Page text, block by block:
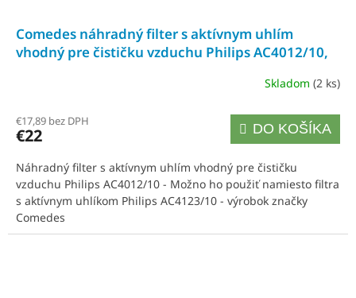
Comedes náhradný filter s aktívnym uhlím
vhodný pre čističku vzduchu Philips AC4012/10,
Skladom (2 ks)
€17,89 bez DPH
€22 DO KOŠÍKA
Náhradný filter s aktívnym uhlím vhodný pre čističku
vzduchu Philips AC4012/10 - Možno ho použiť namiesto filtra
s aktívnym uhlíkom Philips AC4123/10 - výrobok značky
Comedes